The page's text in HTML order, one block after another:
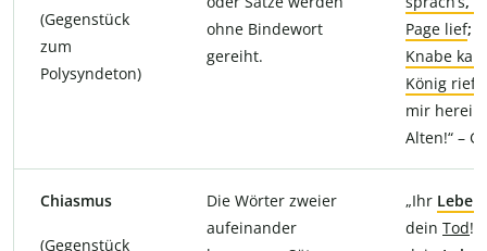
(Gegenstück
zum
Polysyndeton)
ohne Bindewort
gereiht.
Page lief;
Knabe kam
König rief
mir herein
Alten!“ –
Chiasmus
(Gegenstück
Die Wörter zweier
aufeinander
„Ihr Leben
dein Tod!